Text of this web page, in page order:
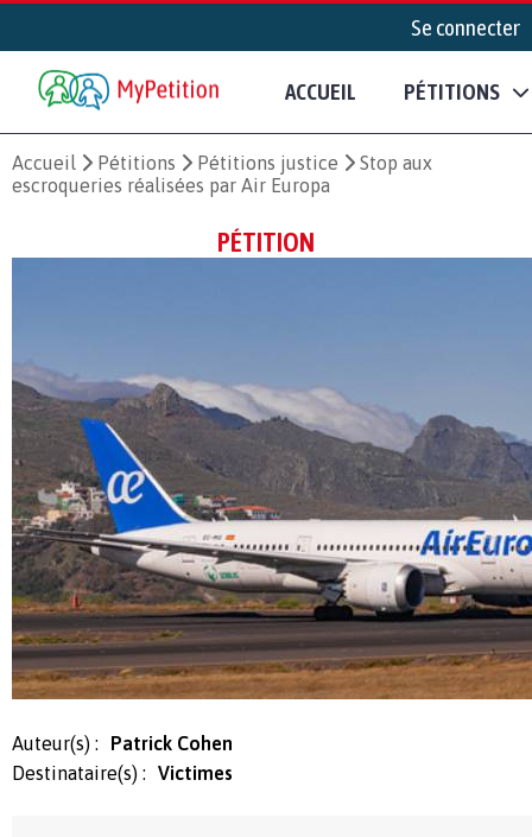
Se connecter
ACCUEIL PÉTITIONS
Accueil Pétitions Pétitions justice
Stop aux
escroqueries réalisées par Air Europa
PÉTITION
Auteur(s) :
Patrick Cohen
Destinataire(s) :
Victimes